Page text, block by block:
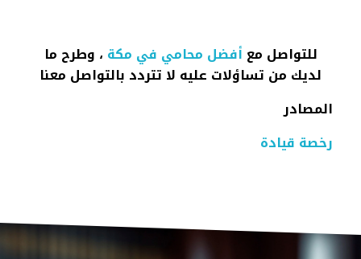
للتواصل مع أفضل محامي في مكة ، وطرح ما
لديك من تساؤلات عليه لا تتردد بالتواصل معنا
المصادر
رخصة قيادة